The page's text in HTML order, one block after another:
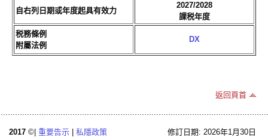
自右列日期或年度起具有效力
2027/2028
課税年度
税務條例
附屬法例
DX
返回頁首
2017 ©| 重要告示 私隱政策 修訂日期: 2026年1月30日